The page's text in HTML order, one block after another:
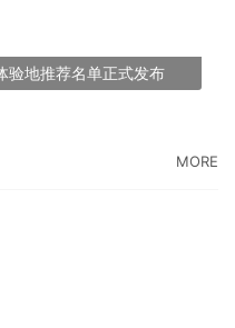
验地推荐名单正式发布
MORE